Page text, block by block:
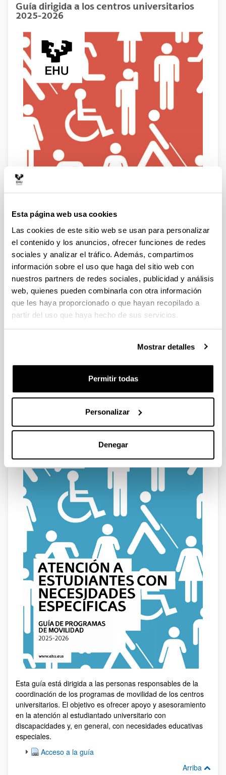
Esta página web usa cookies
Las cookies de este sitio web se usan para personalizar
el contenido y los anuncios, ofrecer funciones de redes
sociales y analizar el tráfico. Además, compartimos
información sobre el uso que haga del sitio web con
nuestros partners de redes sociales, publicidad y análisis
web, quienes pueden combinarla con otra información
que les haya proporcionado o que hayan recopilado a
partir del uso que haya hecho de sus servicios.
Mostrar detalles
Permitir todas
Personalizar
Denegar
Guía dirigida a los centros universitarios
2025-2026
Esta guía está dirigida a los equipos directivos y decanales
de los centros universitarios. El objetivo es ofrecer apoyo y
asesoramiento en la atención al estudiantado universitario
con discapacidades, y en general con necesidades
2025-2026
Esta guía está dirigida a las personas responsables de la
coordinación de los programas de movilidad de los centros
universitarios. El objetivo es ofrecer apoyo y asesoramiento
en la atención al estudiantado universitario con
discapacidades y, en general, con necesidades educativas
especiales.
Acceso a la guía
Arriba